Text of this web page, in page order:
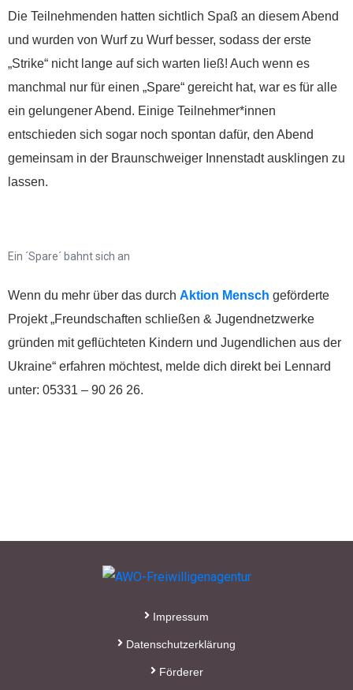
Die Teilnehmenden hatten sichtlich Spaß an diesem Abend
und wurden von Wurf zu Wurf besser, sodass der erste
„Strike“ nicht lange auf sich warten ließ! Auch wenn es
manchmal nur für einen „Spare“ gereicht hat, war es für alle
ein gelungener Abend. Einige Teilnehmer*innen
entschieden sich sogar noch spontan dafür, den Abend
gemeinsam in der Braunschweiger Innenstadt ausklingen zu
lassen.
Ein ´Spare´ bahnt sich an
Wenn du mehr über das durch Aktion Mensch geförderte
Projekt „Freundschaften schließen & Jugendnetzwerke
gründen mit geflüchteten Kindern und Jugendlichen aus der
Ukraine“ erfahren möchtest, melde dich direkt bei Lennard
unter: 05331 – 90 26 26.
Impressum
Datenschutzerklärung
Förderer
zukommen lassen
möchten, nutzen Sie bitte
diese Kontodaten:
Inhaber: AWO-
Freiwilligenagentur
IBAN: DE90 2505 0000
0152 0278 35
Wir können Ihnen auf
Spendenquittung
ausstellen.
Reichsstraße 6